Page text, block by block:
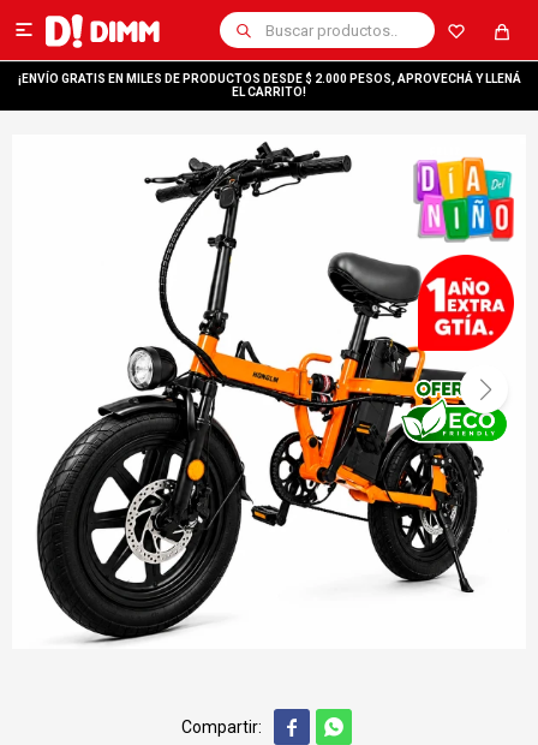

¡ENVÍO GRATIS EN MILES DE PRODUCTOS DESDE $ 2.000 PESOS, APROVECHÁ Y LLENÁ
EL CARRITO!
 